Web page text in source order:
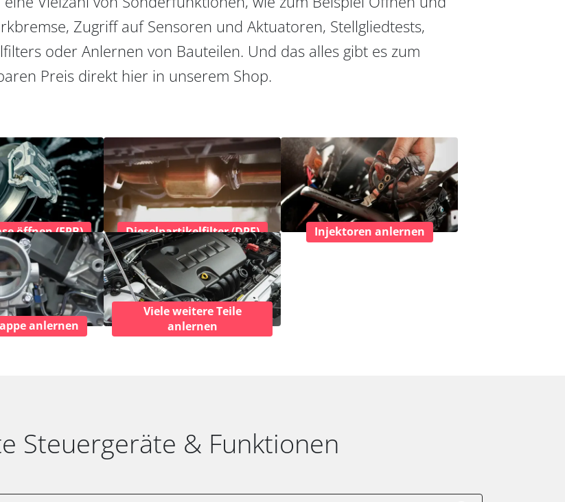
Zugriff auf Sensoren und Aktuatoren, Stellgliedtests,
oder Anlernen von Bauteilen. Und das alles gibt es zum
Preis direkt hier in unserem Shop.
öffnen (EPB) Dieselpartikelfilter (DPF) Injektoren anlernen
anlernen
Viele weitere Teile
anlernen
Steuergeräte & Funktionen